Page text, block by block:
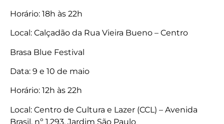
Horário: 18h às 22h
Local: Calçadão da Rua Vieira Bueno – Centro
Brasa Blue Festival
Data: 9 e 10 de maio
Horário: 12h às 22h
Local: Centro de Cultura e Lazer (CCL) – Avenida
Brasil, nº 1.293, Jardim São Paulo